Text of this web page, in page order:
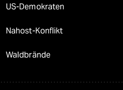
US-Demokraten
Nahost-Konflikt
Waldbrände